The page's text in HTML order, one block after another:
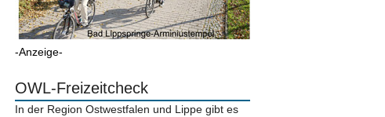
-Anzeige-
OWL-Freizeitcheck
In der Region Ostwestfalen und Lippe gibt es